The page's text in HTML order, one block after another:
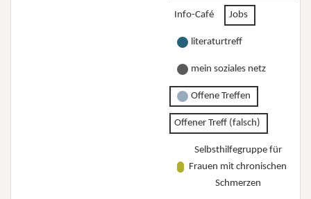
Info-Café Jobs
literaturtreff
mein soziales netz
Offene Treffen
Offener Treff (falsch)
Selbsthilfegruppe für
Frauen mit chronischen
Schmerzen